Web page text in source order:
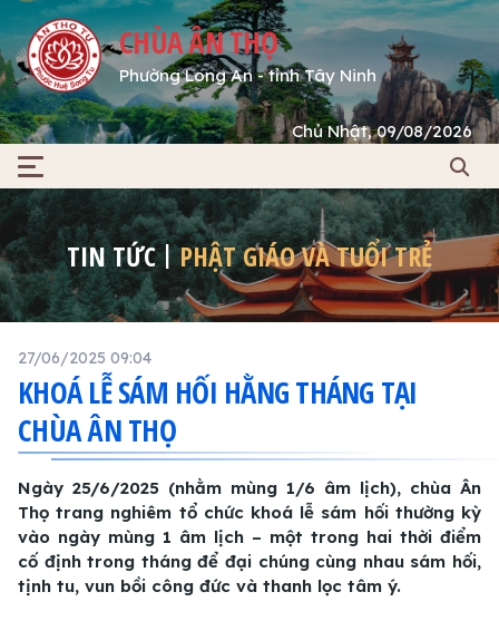
CHÙA ÂN THỌ
Phường Long An - tỉnh Tây Ninh
Chủ Nhật, 09/08/2026
TIN TỨC PHẬT GIÁO VÀ TUỔI TRẺ
27/06/2025 09:04
KHOÁ LỄ SÁM HỐI HẰNG THÁNG TẠI
CHÙA ÂN THỌ
Ngày 25/6/2025 (nhằm mùng 1/6 âm lịch), chùa Ân
Thọ trang nghiêm tổ chức khoá lễ sám hối thường kỳ
vào ngày mùng 1 âm lịch – một trong hai thời điểm
cố định trong tháng để đại chúng cùng nhau sám hối,
tịnh tu, vun bồi công đức và thanh lọc tâm ý.